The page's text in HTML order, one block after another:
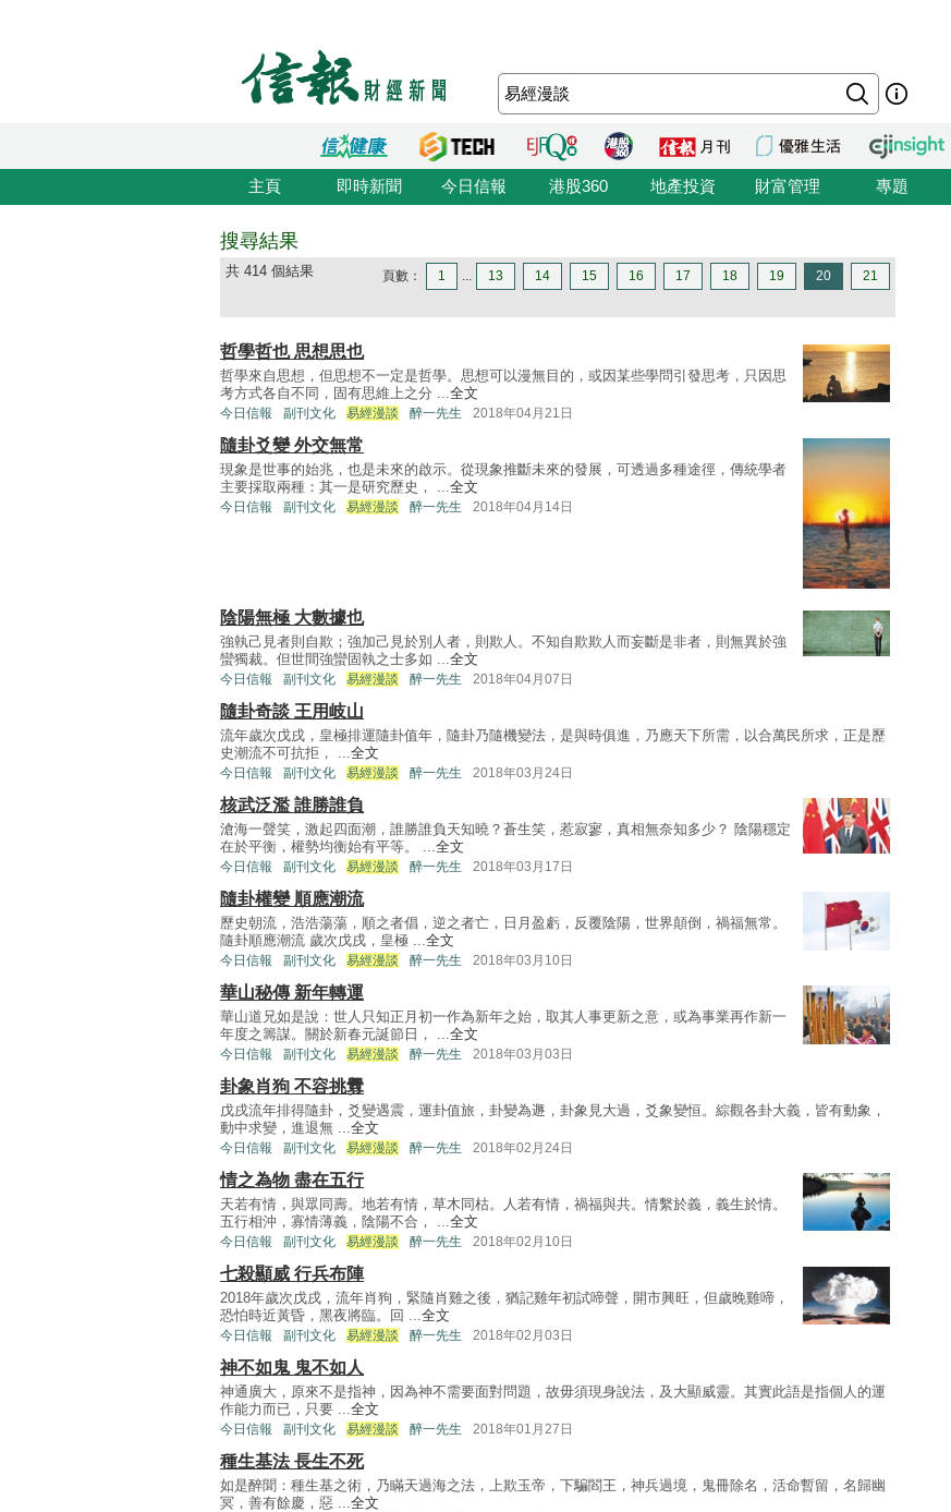
主頁 即時新聞 今日信報 港股360 地產投資 財富管理 專題
搜尋結果
共 414 個結果 頁數： 1 ... 13 14 15 16 17 18 19 20 21
哲學哲也 思想思也
哲學來自思想，但思想不一定是哲學。思想可以漫無目的，或因某些學問引發思考，只因思
考方式各自不同，固有思維上之分 ...全文
今日信報 副刊文化 易經漫談 醉一先生 2018年04月21日
隨卦爻變 外交無常
現象是世事的始兆，也是未來的啟示。從現象推斷未來的發展，可透過多種途徑，傳統學者
主要採取兩種：其一是研究歷史， ...全文
今日信報 副刊文化 易經漫談 醉一先生 2018年04月14日
陰陽無極 大數據也
強執己見者則自欺；強加己見於別人者，則欺人。不知自欺欺人而妄斷是非者，則無異於強
蠻獨裁。但世間強蠻固執之士多如 ... 全文
今日信報 副刊文化 易經漫談 醉一先生 2018年04月07日
隨卦奇談 王用岐山
流年歲次戊戌，皇極排運隨卦值年，隨卦乃隨機變法，是與時俱進，乃應天下所需，以合萬民所求，正是歷
史潮流不可抗拒， ... 全文
今日信報 副刊文化 易經漫談 醉一先生 2018年03月24日
核武泛濫 誰勝誰負
滄海一聲笑，激起四面潮，誰勝誰負天知曉？蒼生笑，惹寂寥，真相無奈知多少？ 陰陽穩定
在於平衡，權勢均衡始有平等。 ... 全文
今日信報 副刊文化 易經漫談 醉一先生 2018年03月17日
隨卦權變 順應潮流
歷史朝流，浩浩蕩蕩，順之者倡，逆之者亡，日月盈虧，反覆陰陽，世界顛倒，禍福無常。
隨卦順應潮流 歲次戊戌，皇極 ... 全文
今日信報 副刊文化 易經漫談 醉一先生 2018年03月10日
華山秘傳 新年轉運
華山道兄如是說：世人只知正月初一作為新年之始，取其人事更新之意，或為事業再作新一
年度之籌謀。關於新春元誕節日， ... 全文
今日信報 副刊文化 易經漫談 醉一先生 2018年03月03日
卦象肖狗 不容挑釁
戊戌流年排得隨卦，爻變遇震，運卦值旅，卦變為遯，卦象見大過，爻象變恒。綜觀各卦大義，皆有動象，
動中求變，進退無 ... 全文
今日信報 副刊文化 易經漫談 醉一先生 2018年02月24日
情之為物 盡在五行
天若有情，與眾同壽。地若有情，草木同枯。人若有情，禍福與共。情繫於義，義生於情。
五行相沖，寡情薄義，陰陽不合， ... 全文
今日信報 副刊文化 易經漫談 醉一先生 2018年02月10日
七殺顯威 行兵布陣
2018年歲次戊戌，流年肖狗，緊隨肖雞之後，猶記雞年初試啼聲，開市興旺，但歲晚雞啼，
恐怕時近黃昏，黑夜將臨。回 ... 全文
今日信報 副刊文化 易經漫談 醉一先生 2018年02月03日
神不如鬼 鬼不如人
神通廣大，原來不是指神，因為神不需要面對問題，故毋須現身說法，及大顯威靈。其實此語是指個人的運
作能力而已，只要 ... 全文
今日信報 副刊文化 易經漫談 醉一先生 2018年01月27日
種生基法 長生不死
如是醉聞：種生基之術，乃瞞天過海之法，上欺玉帝，下騙閻王，神兵過境，鬼冊除名，活命暫留，名歸幽
冥，善有餘慶，惡 ... 全文